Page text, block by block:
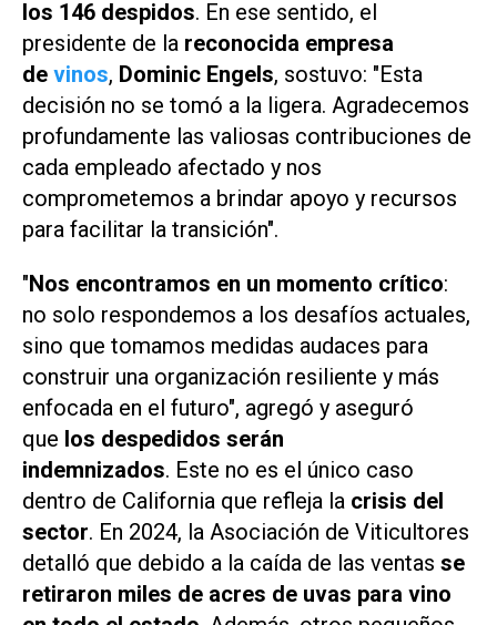
los 146 despidos. En ese sentido, el
presidente de la reconocida empresa
de vinos, Dominic Engels, sostuvo: "Esta
decisión no se tomó a la ligera. Agradecemos
profundamente las valiosas contribuciones de
cada empleado afectado y nos
comprometemos a brindar apoyo y recursos
para facilitar la transición".
"Nos encontramos en un momento crítico:
no solo respondemos a los desafíos actuales,
sino que tomamos medidas audaces para
construir una organización resiliente y más
enfocada en el futuro", agregó y aseguró
que los despedidos serán
indemnizados. Este no es el único caso
dentro de California que refleja la crisis del
sector. En 2024, la Asociación de Viticultores
detalló que debido a la caída de las ventas se
retiraron miles de acres de uvas para vino